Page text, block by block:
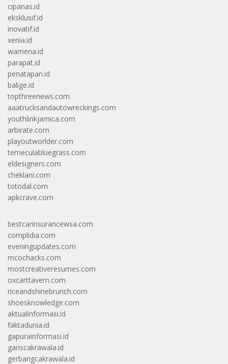
cipanas.id
eksklusif.id
inovatif.id
xenia.id
wamena.id
parapat.id
penatapan.id
balige.id
topthreenews.com
aaatrucksandautowreckings.com
youthlinkjamica.com
arbirate.com
playoutworlder.com
temeculabluegrass.com
eldesigners.com
cheklani.com
totodal.com
apkcrave.com
bestcarinsurancewsa.com
complidia.com
eveningupdates.com
mcochacks.com
mostcreativeresumes.com
oxcarttavern.com
riceandshinebrunch.com
shoesknowledge.com
aktualinformasi.id
faktadunia.id
gapurainformasi.id
gariscakrawala.id
gerbangcakrawala.id